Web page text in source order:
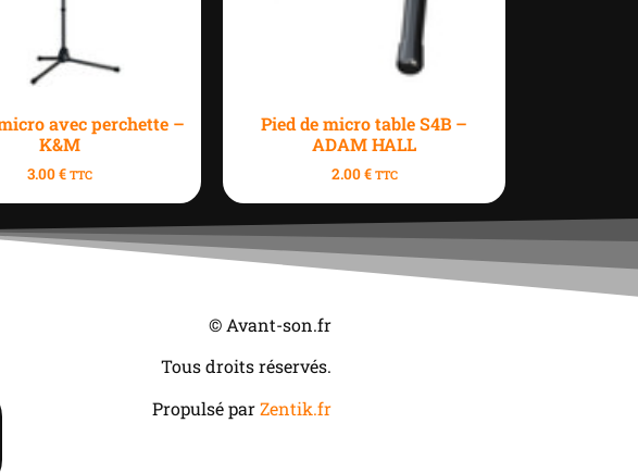
avec perchette –
K&M
3.00€ TTC
Pied de micro table S4B –
ADAM HALL
2.00€ TTC
© Avant-son.fr
Tous droits réservés.
Propulsé parZentik.fr